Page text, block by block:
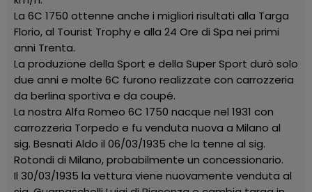
La 6C 1750 ottenne anche i migliori risultati alla Targa
Florio, al Tourist Trophy e alla 24 Ore di Spa nei primi
anni Trenta.
La produzione della Sport e della Super Sport durò solo
due anni e molte 6C furono realizzate con carrozzeria
da berlina sportiva e da coupé.
La nostra Alfa Romeo 6C 1750 nacque nel 1931 con
carrozzeria Torpedo e fu venduta nuova a Milano al
sig. Besnati Aldo il 06/03/1935 che la tenne al sig.
Rotondi di Milano, probabilmente un concessionario.
Il 30/03/1935 la vettura viene nuovamente venduta al